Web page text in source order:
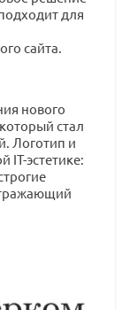
для
сайта.
нового
стал
Логотип и
IT-эстетике: